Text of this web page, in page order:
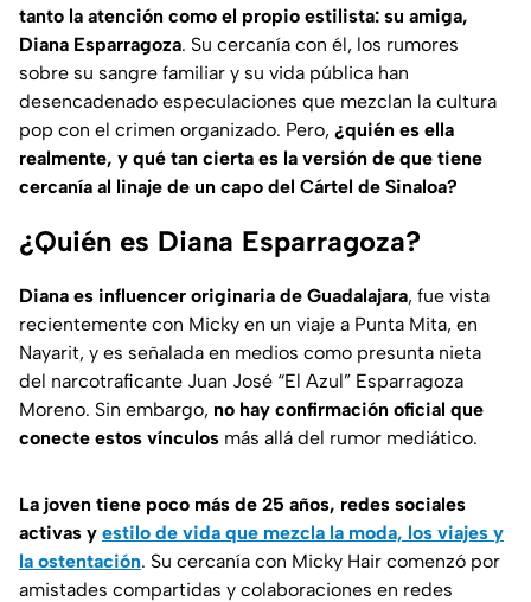
tanto la atención como el propio estilista: su amiga,
Diana Esparragoza. Su cercanía con él, los rumores
sobre su sangre familiar y su vida pública han
desencadenado especulaciones que mezclan la cultura
pop con el crimen organizado. Pero, ¿quién es ella
realmente, y qué tan cierta es la versión de que tiene
cercanía al linaje de un capo del Cártel de Sinaloa?
¿Quién es Diana Esparragoza?
Diana es influencer originaria de Guadalajara, fue vista
recientemente con Micky en un viaje a Punta Mita, en
Nayarit, y es señalada en medios como presunta nieta
del narcotraficante Juan José “El Azul” Esparragoza
Moreno. Sin embargo, no hay confirmación oficial que
conecte estos vínculos más allá del rumor mediático.
La joven tiene poco más de 25 años, redes sociales
activas y estilo de vida que mezcla la moda, los viajes y
la ostentación. Su cercanía con Micky Hair comenzó por
amistades compartidas y colaboraciones en redes